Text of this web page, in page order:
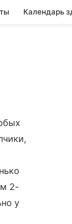
Календарь
2-
у